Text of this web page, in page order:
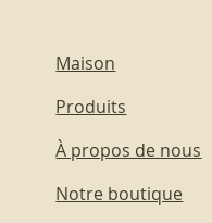
Maison
Produits
À propos de nous
Notre boutique